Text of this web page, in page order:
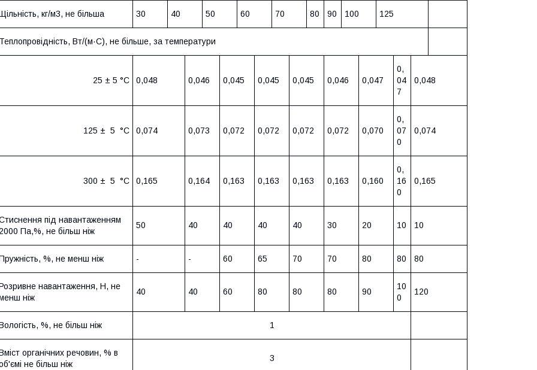
кг/м3, не більша 30 40 50 60 70 80 90 100 125
Вт/(м·С), не більше, за температури
25 ± 5 °С 0,048 0,046 0,045 0,045 0,045 0,046 0,047
0,
04
7
0,048
125 ± 5 °С 0,074 0,073 0,072 0,072 0,072 0,072 0,070
0,
07
0
0,074
300 ± 5 °С 0,165 0,164 0,163 0,163 0,163 0,163 0,160
0,
16
0
0,165
під навантаженням
Па,%, не більш ніж
50 40 40 40 40 30 20 10 10
%, не менш ніж - - 60 65 70 70 80 80 80
навантаження, Н, не
ніж
40 40 60 80 80 80 90
10
0
120
%, не більш ніж 1
органічних речовин, % в
не більш ніж
3